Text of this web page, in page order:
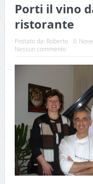
Porti il vino
ristorante
Postato da: Roberto il:
Nessun commento